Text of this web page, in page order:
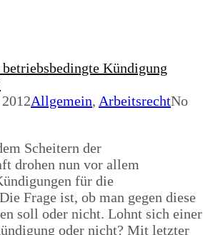
Kündigung
Allgemein, ArbeitsrechtNo
Scheitern der
drohen nun vor allem
für die
Frage ist, ob man gegen diese
soll oder nicht. Lohnt sich einer
oder nicht? Mit letzter